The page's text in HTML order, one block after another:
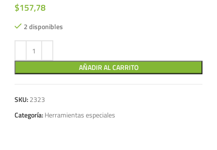
$157,78
2 disponibles
AÑADIR AL CARRITO
SKU:2323
Categoría:Herramientas especiales